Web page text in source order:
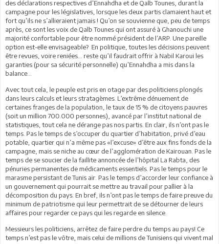
des déclarations respectives d’Ennahdha et de Qalb Tounes, durant la
campagne pour les législatives, lorsque les deux partis clamaient haut et
fort qu’ils ne s’allieraient jamais ! Qu’on se souvienne que, peu de temps
après, ce sont les voix de Qalb Tounes qui ont assuré à Ghanouchi une
majorité confortable pour être nommé président de l’ARP. Une pareille
option est-elle envisageable? En politique, toutes les décisions peuvent
être revues, voire reniées… reste qu’il faudrait offrir à Nabil Karoui les
garanties (pour sa sécurité personnelle) qu’Ennahdha a mis dans la
balance…
Avec tout cela, le peuple est pris en otage par des politiciens plongés
dans leurs calculs et leurs stratagèmes. L’extrême dénuement de
certaines franges de la population, le taux de 15 % de citoyens pauvres
(soit un million 700.000 personnes), avancé par l’institut national de
statistiques, tout cela ne dérange pas nos partis. En clair, ils n’ont pas le
temps. Pas le temps de s’occuper du quartier d’habitation, privé d’eau
potable, quartier qui n’a même pas «l’excuse» d’être aux fins fonds de la
campagne, mais se niche au cœur de l’agglomération de Kairouan. Pas le
temps de se soucier de la faillite annoncée de l’hôpital La Rabta, des
pénuries permanentes de médicaments essentiels. Pas le temps pour le
marasme persistant de Tunis air. Pas le temps d’accorder leur confiance à
un gouvernement qui pourrait se mettre au travail pour pallier à la
décomposition du pays. En bref, ils n’ont pas le temps de faire preuve du
minimum de patriotisme qui leur permettrait de se détourner de leurs
affaires pour regarder ce pays qui les regarde en silence.
Messieurs les politiciens, arrêtez de faire perdre du temps au pays! Ce
temps n’est pas le vôtre, mais celui de millions de Tunisiens qui vivent mal